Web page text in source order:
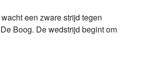
een zware strijd tegen
Boog. De wedstrijd begint om